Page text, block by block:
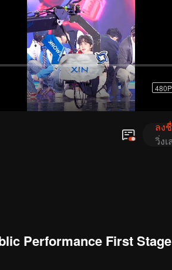
Performance First Stage